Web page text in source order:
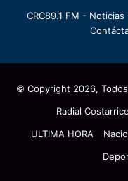
CRC89.1 FM -
© Copyright 2026,
Radial
ULTIMA HORA